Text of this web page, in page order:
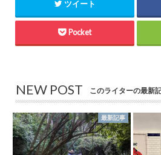
ツイート
Pocket
NEW POST このライターの最新
最新記事